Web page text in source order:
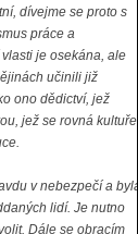
dívejme se proto s
práce a
je osekána, ale
učinili již
ono dědictví, jež
jež se rovná kultuře
v nebezpečí a byla
lidí. Je nutno
Dále se obracím